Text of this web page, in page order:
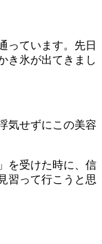
っています。先日
き氷が出てきまし
気せずにこの美容
を受けた時に、信
習って行こうと思